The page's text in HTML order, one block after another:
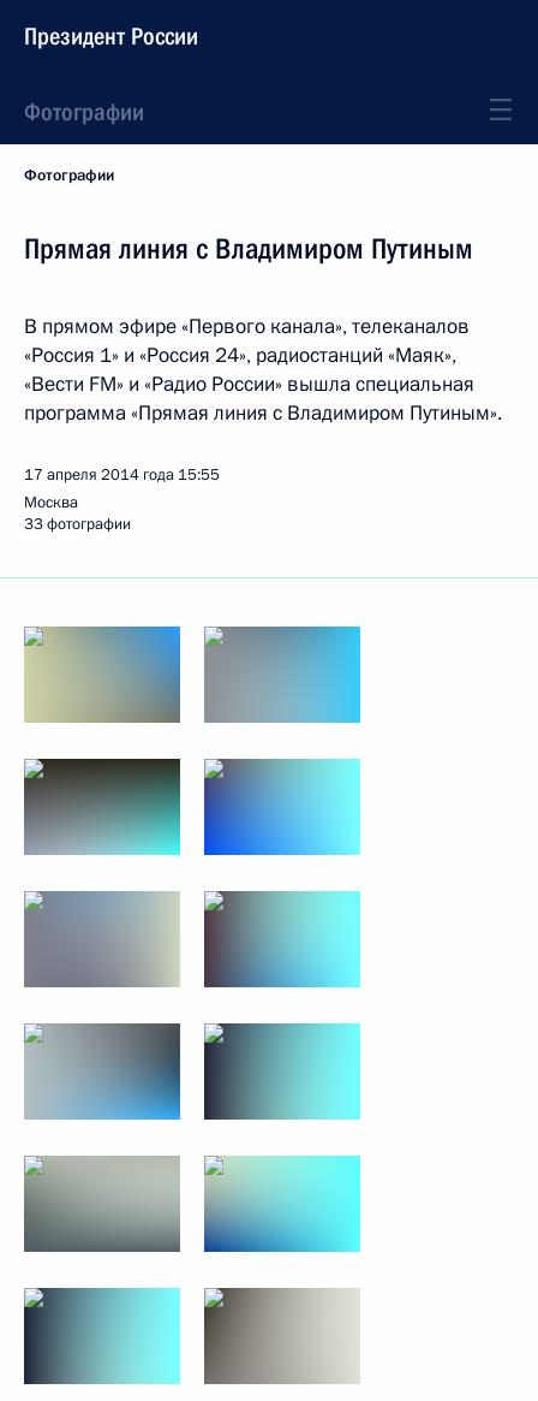
Президент России
Фотографии
Фотографии
Прямая линия с Владимиром Путиным
В прямом эфире «Первого канала», телеканалов
«Россия 1» и «Россия 24», радиостанций «Маяк»,
«Вести FM» и «Радио России» вышла специальная
программа «Прямая линия с Владимиром Путиным».
17 апреля 2014 года 15:55
Москва
33 фотографии